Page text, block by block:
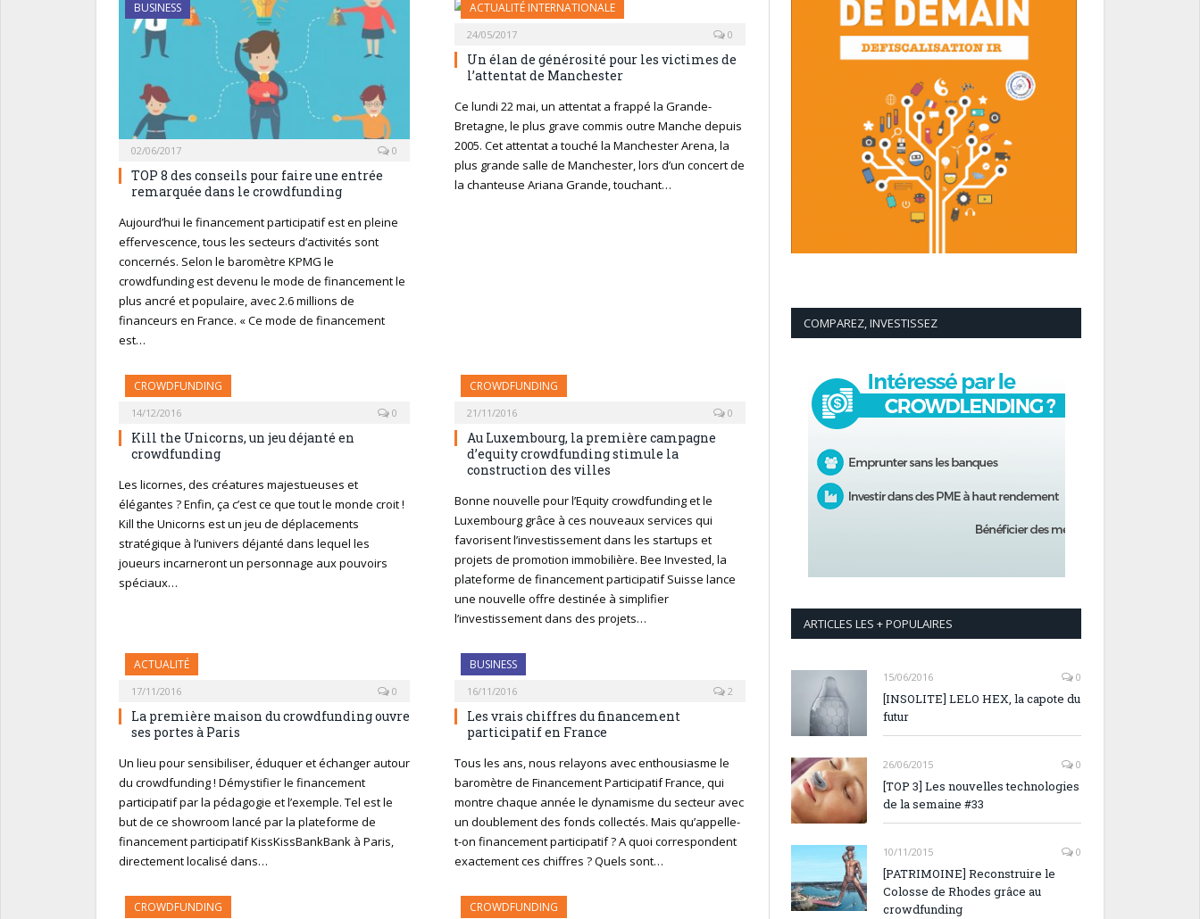
BUSINESS
02/06/2017 0
TOP 8 des conseils pour faire une entrée
remarquée dans le crowdfunding
Aujourd’hui le financement participatif est en pleine
effervescence, tous les secteurs d’activités sont
concernés. Selon le baromètre KPMG le
crowdfunding est devenu le mode de financement le
plus ancré et populaire, avec 2.6 millions de
financeurs en France. « Ce mode de financement
est…
ACTUALITÉ INTERNATIONALE
24/05/2017 0
Un élan de générosité pour les victimes de
l’attentat de Manchester
Ce lundi 22 mai, un attentat a frappé la Grande-
Bretagne, le plus grave commis outre Manche depuis
2005. Cet attentat a touché la Manchester Arena, la
plus grande salle de Manchester, lors d’un concert de
la chanteuse Ariana Grande, touchant…
CROWDFUNDING
14/12/2016 0
Kill the Unicorns, un jeu déjanté en
crowdfunding
Les licornes, des créatures majestueuses et
élégantes ? Enfin, ça c’est ce que tout le monde croit !
Kill the Unicorns est un jeu de déplacements
stratégique à l’univers déjanté dans lequel les
joueurs incarneront un personnage aux pouvoirs
spéciaux…
CROWDFUNDING
21/11/2016 0
Au Luxembourg, la première campagne
d’equity crowdfunding stimule la
construction des villes
Bonne nouvelle pour l’Equity crowdfunding et le
Luxembourg grâce à ces nouveaux services qui
favorisent l’investissement dans les startups et
projets de promotion immobilière. Bee Invested, la
plateforme de financement participatif Suisse lance
une nouvelle offre destinée à simplifier
l’investissement dans des projets…
ACTUALITÉ
17/11/2016 0
La première maison du crowdfunding ouvre
ses portes à Paris
Un lieu pour sensibiliser, éduquer et échanger autour
du crowdfunding ! Démystifier le financement
participatif par la pédagogie et l’exemple. Tel est le
but de ce showroom lancé par la plateforme de
financement participatif KissKissBankBank à Paris,
directement localisé dans…
BUSINESS
16/11/2016 2
Les vrais chiffres du financement
participatif en France
Tous les ans, nous relayons avec enthousiasme le
baromètre de Financement Participatif France, qui
montre chaque année le dynamisme du secteur avec
un doublement des fonds collectés. Mais qu’appelle-
t-on financement participatif ? A quoi correspondent
exactement ces chiffres ? Quels sont…
CROWDFUNDING CROWDFUNDING
COMPAREZ, INVESTISSEZ
ARTICLES LES + POPULAIRES
15/06/2016 0
[INSOLITE] LELO HEX, la capote du
futur
26/06/2015 0
[TOP 3] Les nouvelles technologies
de la semaine #33
10/11/2015 0
[PATRIMOINE] Reconstruire le
Colosse de Rhodes grâce au
crowdfunding